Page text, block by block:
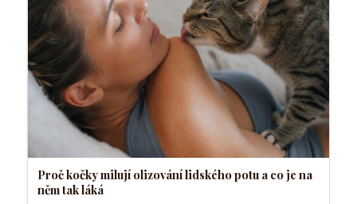
Proč kočky milují olizování lidského potu a co je na
něm tak láká